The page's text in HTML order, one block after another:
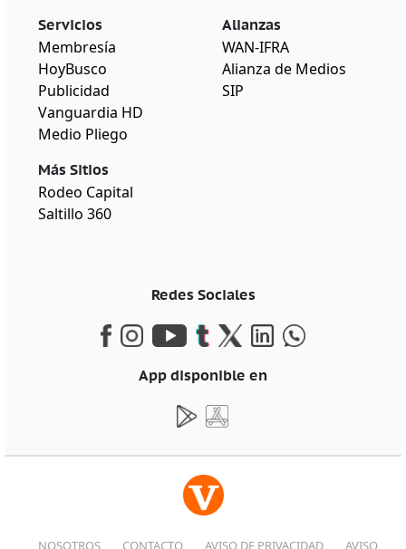
Servicios
Membresía
HoyBusco
Publicidad
Vanguardia HD
Medio Pliego
Más Sitios
Rodeo Capital
Saltillo 360
Alianzas
WAN-IFRA
Alianza de Medios
SIP
Redes Sociales
App disponible en
NOSOTROS CONTACTO AVISO DE PRIVACIDAD AVISO